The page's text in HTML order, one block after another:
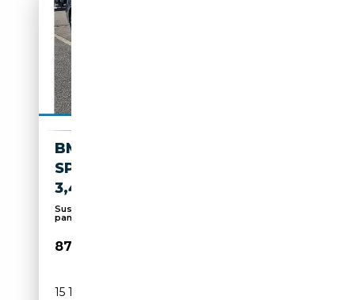
BMW 740 D XDRIVE M
SPORTPAKET STANDHZG*AB
3,49% EFF.*
Suspension pneumatique, Pack Sport, Toit
panoramiq...
87 690€
15 196 km